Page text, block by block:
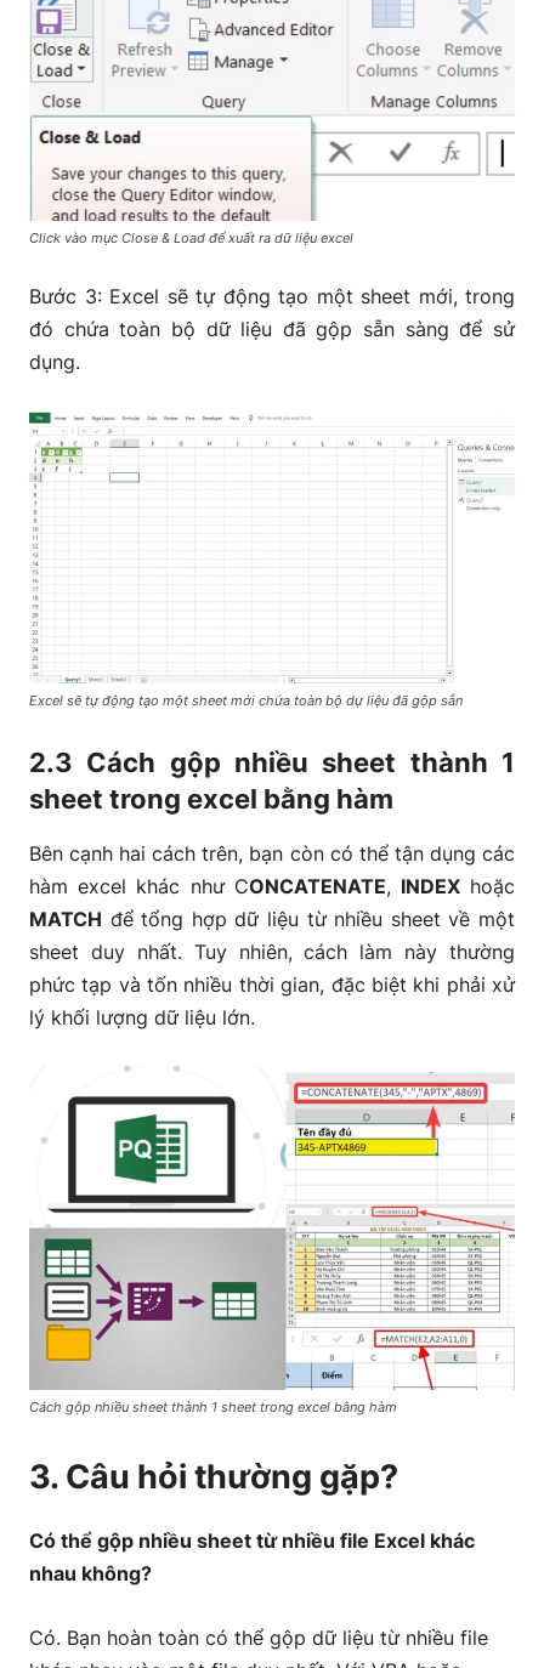
Click vào mục Close & Load để xuất ra dữ liệu excel
Bước 3: Excel sẽ tự động tạo một sheet mới, trong
đó chứa toàn bộ dữ liệu đã gộp sẵn sàng để sử
dụng.
Excel sẽ tự động tạo một sheet mới chứa toàn bộ dự liệu đã gộp sẵn
2.3 Cách gộp nhiều sheet thành 1
sheet trong excel bằng hàm
Bên cạnh hai cách trên, bạn còn có thể tận dụng các
hàm excel khác như CONCATENATE, INDEXhoặc
MATCH để tổng hợp dữ liệu từ nhiều sheet về một
sheet duy nhất. Tuy nhiên, cách làm này thường
phức tạp và tốn nhiều thời gian, đặc biệt khi phải xử
lý khối lượng dữ liệu lớn.
Cách gộp nhiều sheet thành 1 sheet trong excel bằng hàm
3. Câu hỏi thường gặp?
Có thể gộp nhiều sheet từ nhiều file Excel khác
nhau không?
Có. Bạn hoàn toàn có thể gộp dữ liệu từ nhiều file